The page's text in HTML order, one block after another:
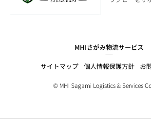
MHIさがみ物流サービス
サイトマップ 個人情報保護方針 お
© MHI Sagami Logistics & Services